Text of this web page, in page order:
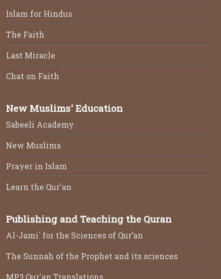
Islam for Hindus
The Faith
Last Miracle
Chat on Faith
New Muslims' Education
Sabeeli Academy
New Muslims
Prayer in Islam
Learn the Qur'an
Publishing and Teaching the Quran
Al-Jami` for the Sciences of Qur’an
The Sunnah of the Prophet and its sciences